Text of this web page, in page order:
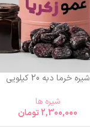
شیره خرما دبه 20 کیلویی
شیره ها
2,300,000 تومان